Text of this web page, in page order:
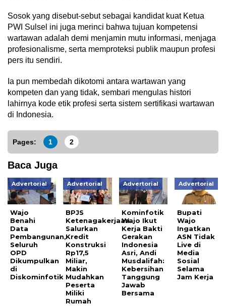
Sosok yang disebut-sebut sebagai kandidat kuat Ketua
PWI Sulsel ini juga merinci bahwa tujuan kompetensi
wartawan adalah demi menjamin mutu informasi, menjaga
profesionalisme, serta memproteksi publik maupun profesi
pers itu sendiri.
Ia pun membedah dikotomi antara wartawan yang
kompeten dan yang tidak, sembari mengulas histori
lahirnya kode etik profesi serta sistem sertifikasi wartawan
di Indonesia.
Pages: 1 2
Baca Juga
Advertorial
Wajo
Benahi
Data
Pembangunan,
Seluruh
OPD
Dikumpulkan
di
Diskominfotik
Advertorial
BPJS
Ketenagakerjaan
Salurkan
Kredit
Konstruksi
Rp17,5
Miliar,
Makin
Mudahkan
Peserta
Miliki
Rumah
Advertorial
Kominfotik
Wajo Ikut
Kerja Bakti
Gerakan
Indonesia
Asri, Andi
Musdalifah:
Kebersihan
Tanggung
Jawab
Bersama
Advertorial
Bupati
Wajo
Ingatkan
ASN Tidak
Live di
Media
Sosial
Selama
Jam Kerja